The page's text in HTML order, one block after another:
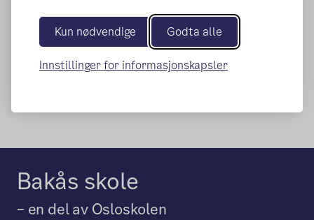
Kun nødvendige Godta alle
Innstillinger for informasjonskapsler
Bakås skole
– en del av Osloskolen